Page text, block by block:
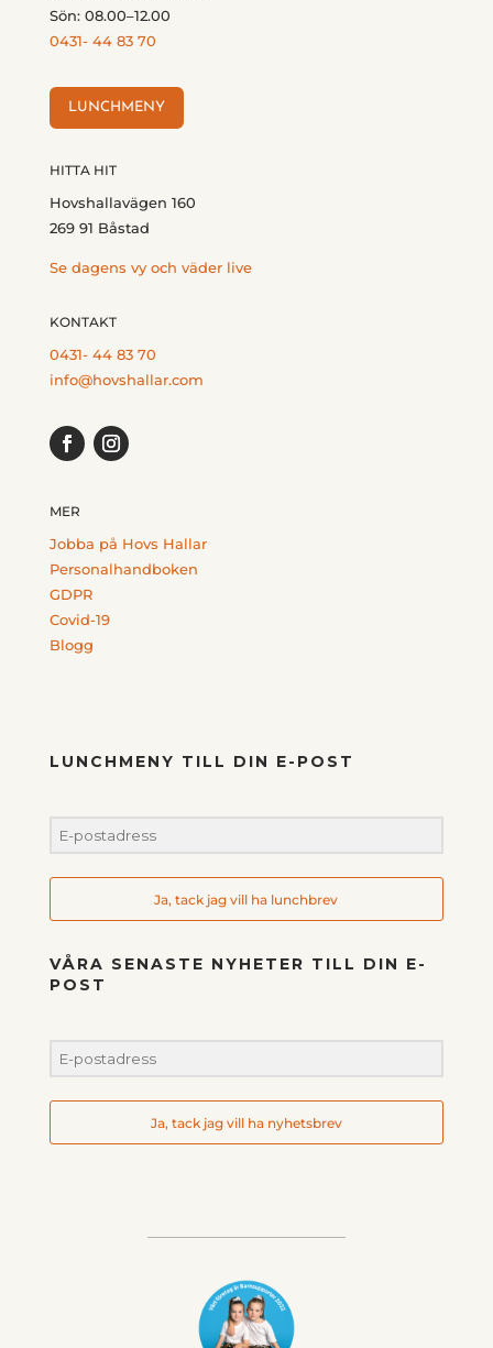
Sön: 08.00–12.00
0431- 44 83 70
LUNCHMENY
HITTA HIT
Hovshallavägen 160
269 91 Båstad
Se dagens vy och väder live
KONTAKT
0431- 44 83 70
info@hovshallar.com
MER
Jobba på Hovs Hallar
Personalhandboken
GDPR
Covid-19
Blogg
LUNCHMENY TILL DIN E-POST
Ja, tack jag vill ha lunchbrev
VÅRA SENASTE NYHETER TILL DIN E-
POST
Ja, tack jag vill ha nyhetsbrev